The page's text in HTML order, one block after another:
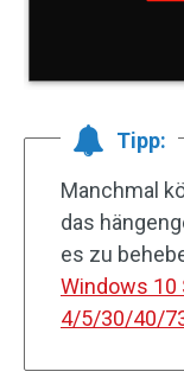
Tipp:
Manchmal
das
es zu
Windows 10
4/5/30/40/